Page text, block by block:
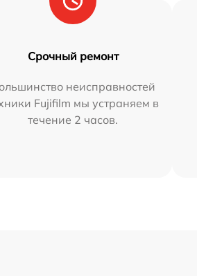
Срочный ремонт
неисправностей
Fujifilm мы устраняем в
течение 2 часов.